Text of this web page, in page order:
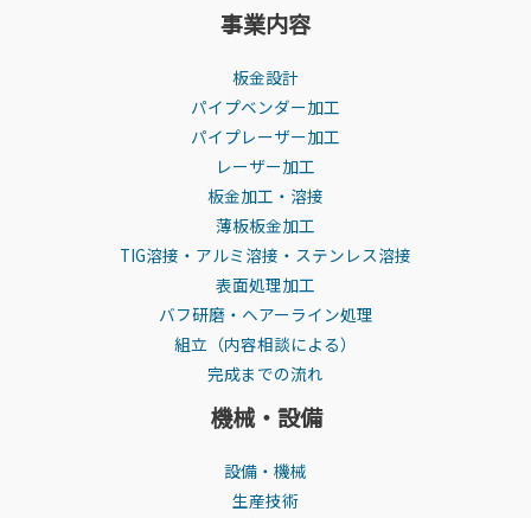
事業内容
板金設計
パイプベンダー加工
パイプレーザー加工
レーザー加工
板金加工・溶接
薄板板金加工
TIG溶接・アルミ溶接・ステンレス溶接
表面処理加工
バフ研磨・ヘアーライン処理
組立（内容相談による）
完成までの流れ
機械・設備
設備・機械
生産技術